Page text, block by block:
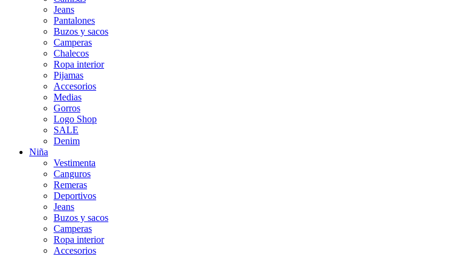
Jeans
Pantalones
Buzos y sacos
Camperas
Chalecos
Ropa interior
Pijamas
Accesorios
Medias
Gorros
Logo Shop
SALE
Denim
Niña
Vestimenta
Canguros
Remeras
Deportivos
Jeans
Buzos y sacos
Camperas
Ropa interior
Accesorios